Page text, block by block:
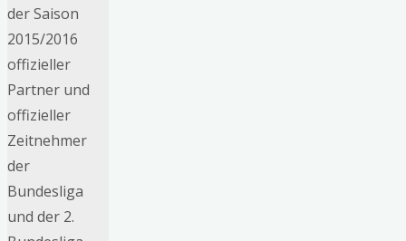
der Saison
2015/2016
offizieller
Partner und
offizieller
Zeitnehmer
der
Bundesliga
und der 2.